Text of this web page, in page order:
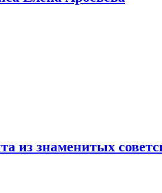
из знаменитых